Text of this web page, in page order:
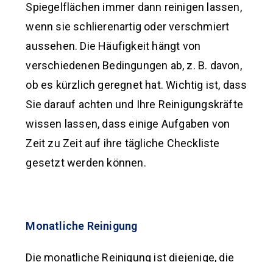
Spiegelflächen immer dann reinigen lassen,
wenn sie schlierenartig oder verschmiert
aussehen. Die Häufigkeit hängt von
verschiedenen Bedingungen ab, z. B. davon,
ob es kürzlich geregnet hat. Wichtig ist, dass
Sie darauf achten und Ihre Reinigungskräfte
wissen lassen, dass einige Aufgaben von
Zeit zu Zeit auf ihre tägliche Checkliste
gesetzt werden können.
Monatliche Reinigung
Die monatliche Reinigung ist diejenige, die